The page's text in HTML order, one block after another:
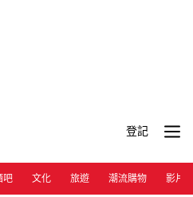
登記
吧 文化 旅遊 潮流購物 影片